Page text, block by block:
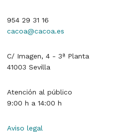
954 29 31 16
cacoa@cacoa.es
C/ Imagen, 4 - 3ª Planta
41003 Sevilla
Atención al público
9:00 h a 14:00 h
Aviso legal